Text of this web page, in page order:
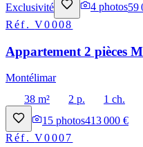
Exclusivité
4 photos59
Réf.V0008
Appartement 2 pièces
Montélimar
38 m²
2 p.
1 ch.
15 photos413 000 €
Réf.V0007